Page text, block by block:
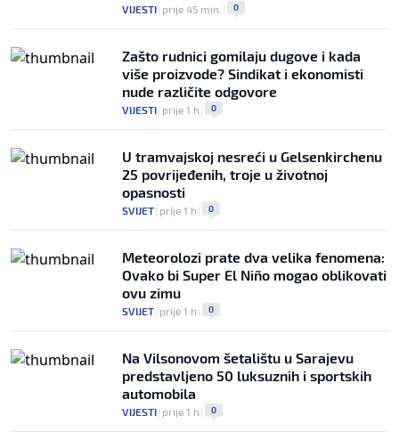
VIJESTI| prije 45 min. | 0
Zašto rudnici gomilaju dugove i kada
više proizvode? Sindikat i ekonomisti
nude različite odgovore
VIJESTI| prije 1 h | 0
U tramvajskoj nesreći u Gelsenkirchenu
25 povrijeđenih, troje u životnoj
opasnosti
SVIJET| prije 1 h | 0
Meteorolozi prate dva velika fenomena:
Ovako bi Super El Niño mogao oblikovati
ovu zimu
SVIJET| prije 1 h | 0
Na Vilsonovom šetalištu u Sarajevu
predstavljeno 50 luksuznih i sportskih
automobila
VIJESTI| prije 1 h | 0